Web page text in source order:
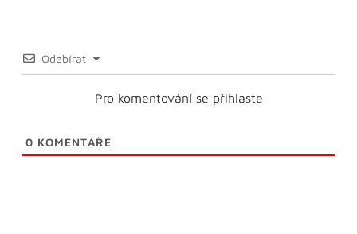
Odebírat
Pro komentování se přihlaste
0 KOMENTÁŘE